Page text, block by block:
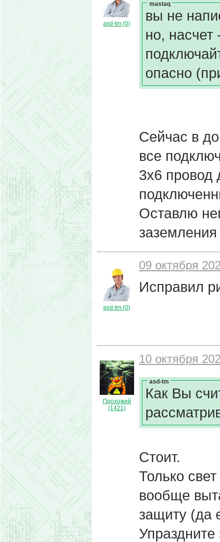
asd-tm (0)
mastaq
вы не
но,
опасно
Сейчас в
все
3х6 провод
Оставлю
заземления
asd-tm (0)
09 октября
Исправил
Прохожий
(1421)
10 октября
asd-tm
Как Вы
Стоит.
Только
вообще
защиту (да
Упраздните